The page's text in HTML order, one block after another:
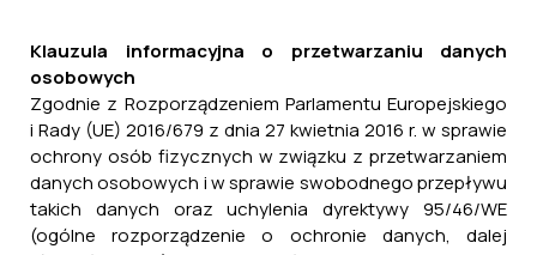
Klauzula informacyjna o przetwarzaniu danych
osobowych
Zgodnie z Rozporządzeniem Parlamentu Europejskiego
i Rady (UE) 2016/679 z dnia 27 kwietnia 2016 r. w sprawie
ochrony osób fizycznych w związku z przetwarzaniem
danych osobowych i w sprawie swobodnego przepływu
takich danych oraz uchylenia dyrektywy 95/46/WE
(ogólne rozporządzenie o ochronie danych, dalej